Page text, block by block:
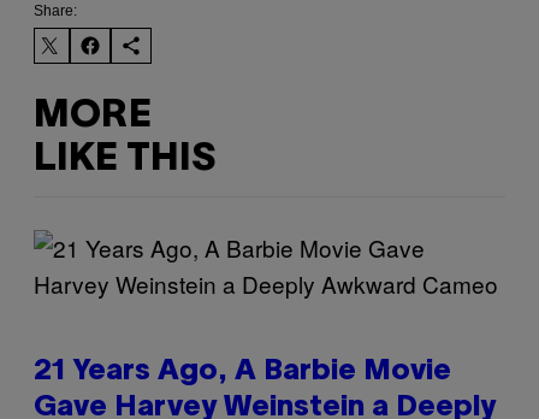
Share:
MORE
LIKE THIS
21 Years Ago, A Barbie Movie
Gave Harvey Weinstein a Deeply